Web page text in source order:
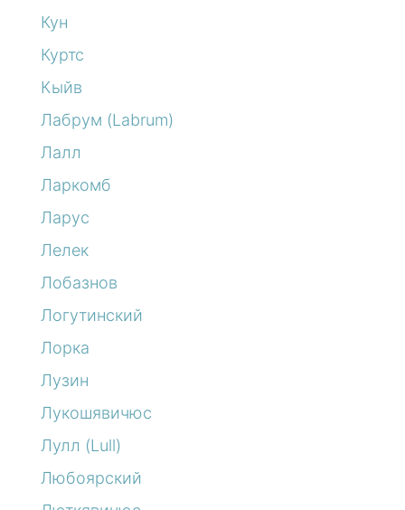
Кун
Куртс
Кыйв
Лабрум (Labrum)
Лалл
Ларкомб
Ларус
Лелек
Лобазнов
Логутинский
Лорка
Лузин
Лукошявичюс
Лулл (Lull)
Любоярский